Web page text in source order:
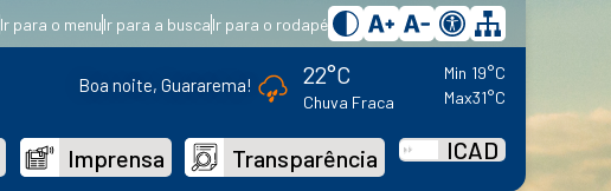
Ir para o menuIr para a buscaIr para o rodapé
Boa noite, Guararema! 22°C
Chuva Fraca
Min 19°C
Max31°C
Imprensa Transparência ICAD